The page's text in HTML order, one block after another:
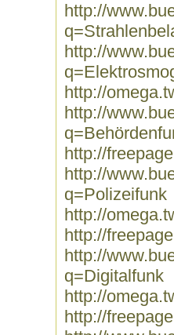
http://
http://
http://
http://
http://
http://
q=Polizeifunk
http://
http://
http://
q=Digitalfunk
http://
http://